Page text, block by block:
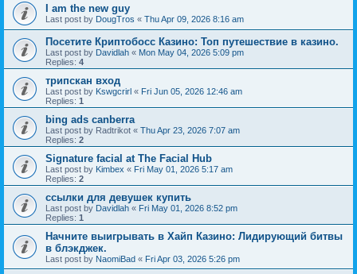
I am the new guy
Last post by DougTros « Thu Apr 09, 2026 8:16 am
Посетите Криптобосс Казино: Топ путешествие в казино.
Last post by Davidlah « Mon May 04, 2026 5:09 pm
Replies: 4
трипскан вход
Last post by Kswgcrirl « Fri Jun 05, 2026 12:46 am
Replies: 1
bing ads canberra
Last post by Radtrikot « Thu Apr 23, 2026 7:07 am
Replies: 2
Signature facial at The Facial Hub
Last post by Kimbex « Fri May 01, 2026 5:17 am
Replies: 2
ссылки для девушек купить
Last post by Davidlah « Fri May 01, 2026 8:52 pm
Replies: 1
Начните выигрывать в Хайп Казино: Лидирующий битвы
в блэкджек.
Last post by NaomiBad « Fri Apr 03, 2026 5:26 pm